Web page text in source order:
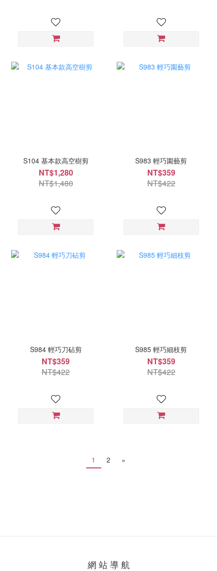
S104 基本款高空樹剪
NT$1,280
NT$1,480
S983 輕巧園藝剪
NT$359
NT$422
S984 輕巧刀砧剪
NT$359
NT$422
S985 輕巧細枝剪
NT$359
NT$422
1 2 »
網 站 導 航